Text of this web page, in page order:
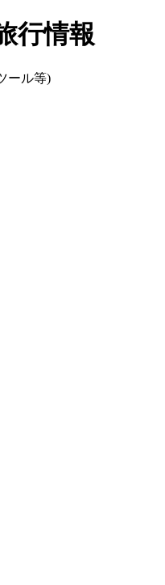
行情報
ール等)